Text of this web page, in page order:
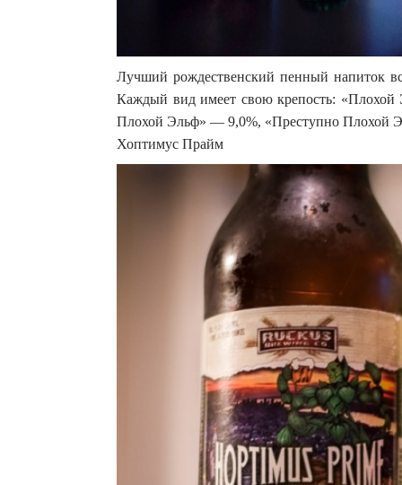
Лучший рождественский пенный напиток
Каждый вид имеет свою крепость:
Плохой Эльф» — 9,0%, «Преступно Плохой
Хоптимус Прайм